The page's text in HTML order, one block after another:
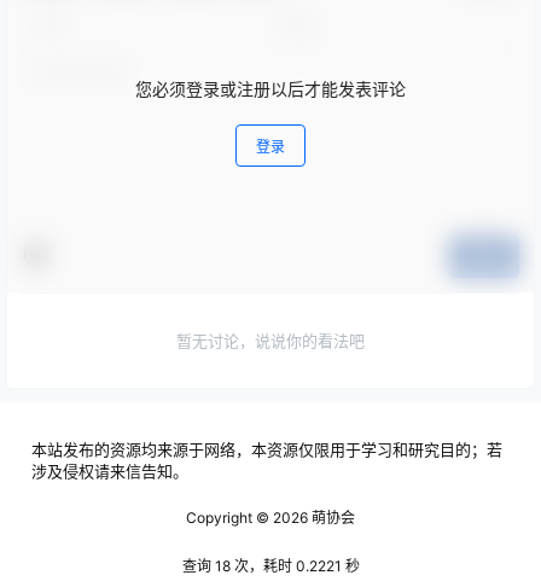
您必须登录或注册以后才能发表评论
登录
暂无讨论，说说你的看法吧
本站发布的资源均来源于网络，本资源仅限用于学习和研究目的；若
涉及侵权请来信告知。
Copyright © 2026 萌协会
查询 18 次，耗时 0.2221 秒